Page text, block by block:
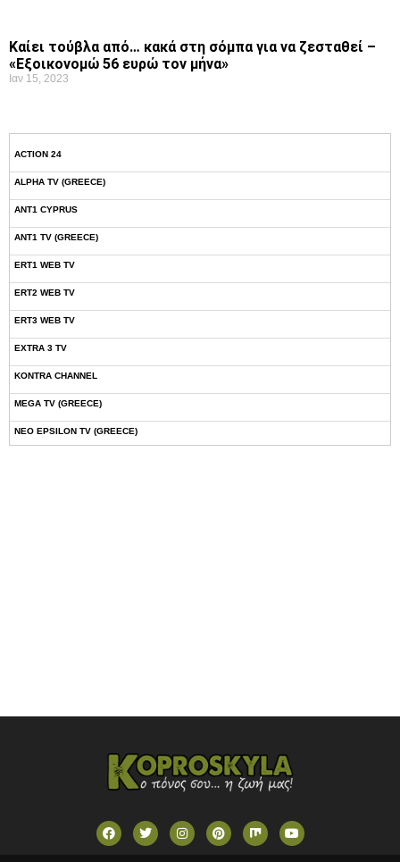
Καίει τούβλα από… κακά στη σόμπα για να ζεσταθεί –
«Εξοικονομώ 56 ευρώ τον μήνα»
Ιαν 15, 2023
ACTION 24
ALPHA TV (GREECE)
ANT1 CYPRUS
ANT1 TV (GREECE)
ERT1 WEB TV
ERT2 WEB TV
ERT3 WEB TV
EXTRA 3 TV
KONTRA CHANNEL
MEGA TV (GREECE)
NEO EPSILON TV (GREECE)